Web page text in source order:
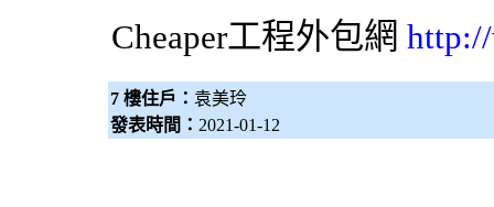
Cheaper工程外包網
7 樓住戶： 袁美玲
發表時間： 2021-01-12